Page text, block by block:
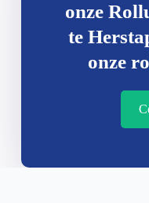
onze
te
onze